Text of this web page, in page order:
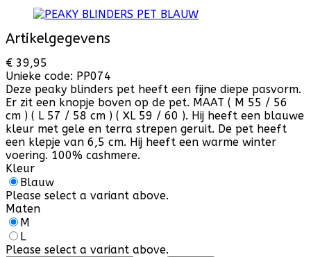
Artikelgegevens
€ 39,95
Unieke code: PP074
Deze peaky blinders pet heeft een fijne diepe pasvorm.
Er zit een knopje boven op de pet. MAAT ( M 55 / 56
cm ) ( L 57 / 58 cm ) ( XL 59 / 60 ). Hij heeft een blauwe
kleur met gele en terra strepen geruit. De pet heeft
een klepje van 6,5 cm. Hij heeft een warme winter
voering. 100% cashmere.
Kleur
Blauw
Please select a variant above.
Maten
M
L
Please select a variant above.